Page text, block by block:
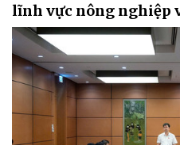
lĩnh vực nông nghiệp